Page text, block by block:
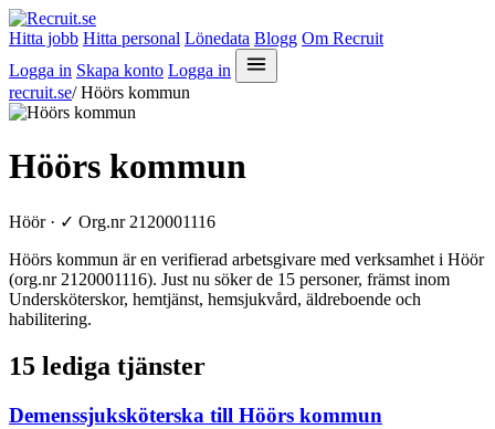
Hitta jobb Hitta personal Lönedata Blogg Om Recruit
Logga in Skapa konto Logga in
recruit.se/ Höörs kommun
Höörs kommun
Höör · ✓ Org.nr 2120001116
Höörs kommun är en verifierad arbetsgivare med verksamhet i Höör
(org.nr 2120001116). Just nu söker de 15 personer, främst inom
Undersköterskor, hemtjänst, hemsjukvård, äldreboende och
habilitering.
15 lediga tjänster
Demenssjuksköterska till Höörs kommun